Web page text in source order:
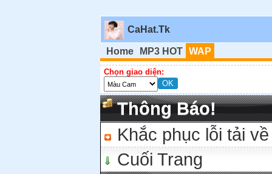
CaHat.Tk
Home MP3 HOT WAP
Chọn giao diện:
Thông Báo!
Khắc phục lỗi tải về
Cuối Trang